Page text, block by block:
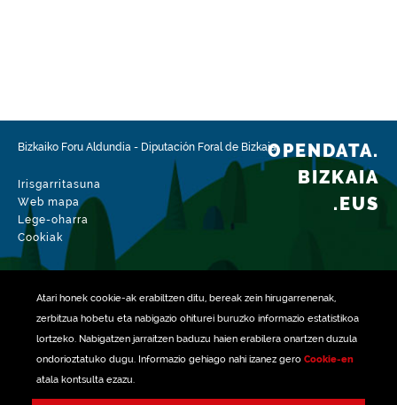
Atari honek cookie-ak erabiltzen ditu, bereak zein hirugarrenenak,
zerbitzua hobetu eta nabigazio ohiturei buruzko informazio estatistikoa
lortzeko. Nabigatzen jarraitzen baduzu haien erabilera onartzen duzula
ondorioztatuko dugu. Informazio gehiago nahi izanez gero Cookie-en
atala kontsulta ezazu.
Datu-multzoaren aldaketa-data
2026-08-04
Bizkaiko Foru Aldundia - Diputación Foral de Bizkaia
Irisgarritasuna
Web mapa
Lege-oharra
Cookiak
OPENDATA.
BIZKAIA
.EUS